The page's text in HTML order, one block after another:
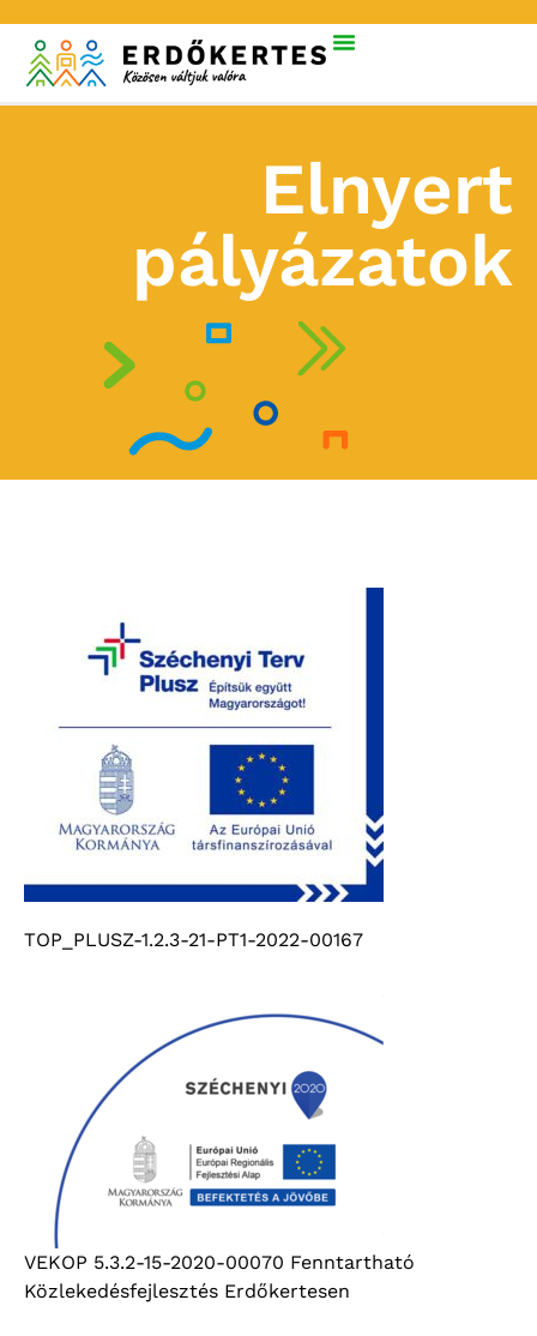
Elnyert
pályázatok
TOP_PLUSZ-1.2.3-21-PT1-2022-00167
VEKOP 5.3.2-15-2020-00070 Fenntartható
Közlekedésfejlesztés Erdőkertesen